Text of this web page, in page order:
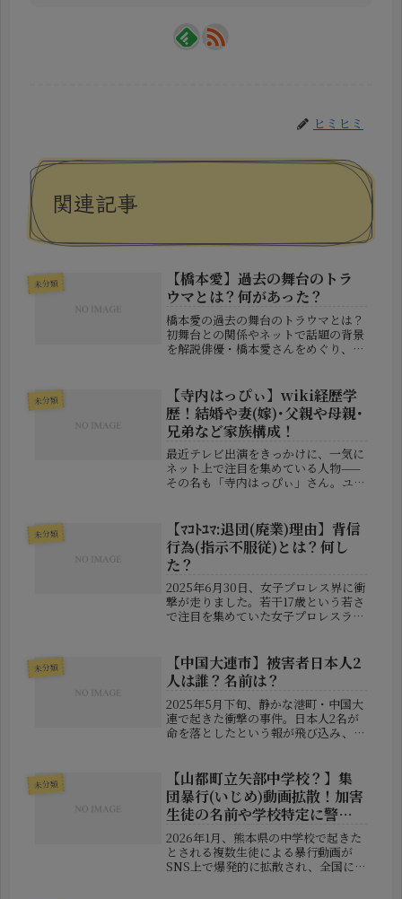
ヒミヒミ
関連記事
未分類
【橋本愛】過去の舞台のトラ
ウマとは？何があった？
橋本愛の過去の舞台のトラウマとは？
初舞台との関係やネットで話題の背景
を解説俳優・橋本愛さんをめぐり、
SNSを中心に注目を集めています。一
部では「初舞台でつらい経験をしたこ
と...
未分類
【寺内はっぴぃ】wiki経歴学
歴！結婚や妻(嫁)･父親や母親･
兄弟など家族構成！
最近テレビ出演をきっかけに、一気に
ネット上で注目を集めている人物——
その名も「寺内はっぴぃ」さん。ユニ
んが、実はこの“ひらがなフルネー
ム”はれっきとした本名。彼の存在感
はその...
未分類
【ﾏｺﾄﾕﾏ:退団(廃業)理由】背信
行為(指示不服従)とは？何し
た？
2025年6月30日、女子プロレス界に衝
撃が走りました。若干17歳という若さ
で注目を集めていた女子プロレスラ
突然の退団・廃業を発表したのです。
しかも、その理由は「団体への背...
未分類
【中国大連市】被害者日本人2
人は誰？名前は？
2025年5月下旬、静かな港町・中国大
連で起きた衝撃の事件。日本人2名が
命を落としたという報が飛び込み、多
犠牲となった日本人2人の正体とは？
本記事では、これまでに報道された
内...
未分類
【山都町立矢部中学校？】集
団暴行(いじめ)動画拡散！加害
生徒の名前や学校特定に警
鐘！
2026年1月、熊本県の中学校で起きた
とされる複数生徒による暴行動画が
SNS上で爆発的に拡散され、全国に衝